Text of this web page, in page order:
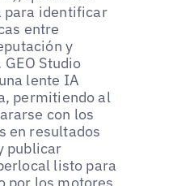
para identificar
entre
y
Studio
lente IA
permitiendo al
con los
en resultados
publicar
listo para
por los motores